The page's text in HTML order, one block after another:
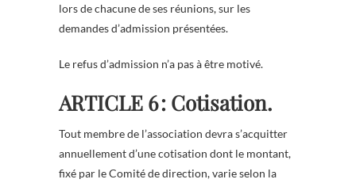
lors de chacune de ses réunions, sur les
demandes d’admission présentées.
Le refus d’admission n’a pas à être motivé.
ARTICLE 6 : Cotisation.
Tout membre de l’association devra s’acquitter
annuellement d’une cotisation dont le montant,
fixé par le Comité de direction, varie selon la